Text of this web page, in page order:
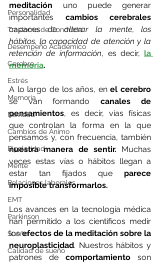
Personalidad
Trastorno de Conducta
Desempeño Académico
Cerebro
Estrés
Memoria
Navidad
Cambios de Ánimo
Bipolaridad
Mente
Relaciones laborales
EMT
Parkinson
Sueño
Calidad de sueño
meditación uno puede generar
importantes cambios cerebrales
capaces de alterar la mente, los
hábitos, la capacidad de atención y la
retención de información, es decir, la
memoria.
A lo largo de los años, en el cerebro
se van formando canales de
pensamientos, es decir, vías físicas
que controlan la forma en la que
nuestra manera de sentir. Muchas
veces estas vías o hábitos llegan a
estar tan fijados que parece
imposible transformarlos.
Los avances en la tecnología médica
han permitido a los científicos medir
los efectos de la meditación sobre la
neuroplasticidad. Nuestros hábitos y
patrones de comportamiento son